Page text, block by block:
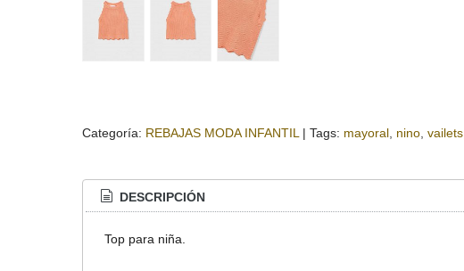
Categoría: REBAJAS MODA INFANTIL | Tags: mayoral nino vailets
DESCRIPCIÓN
Top para niña.